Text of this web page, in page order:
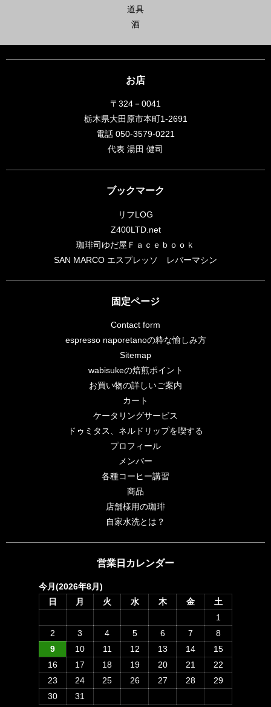
道具
酒
お店
〒324－0041
栃木県大田原市本町1-2691
電話 050-3579-0221
代表 湯田 健司
ブックマーク
リフLOG
Z400LTD.net
珈琲司ゆだ屋Ｆａｃｅｂｏｏｋ
SAN MARCO エスプレッソ レバーマシン
固定ページ
Contact form
espresso naporetanoの粋な愉しみ方
Sitemap
wabisukeの焙煎ポイント
お買い物の詳しいご案内
カート
ケータリングサービス
ドゥミタス、ネルドリップを喫する
プロフィール
メンバー
各種コーヒー講習
商品
店舗様用の珈琲
自家水洗とは？
営業日カレンダー
今月(2026年8月)
日
月 火 水 木 金
土
1
2
3 4 5 6 7
8
9
10 11 12 13 14
15
16
17 18 19 20 21
22
23
24 25 26 27 28
29
30
31